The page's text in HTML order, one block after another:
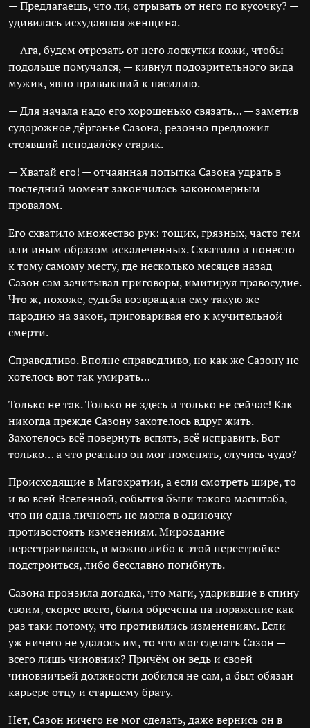
— Предлагаешь, что ли, отрывать от него по кусочку? —
удивилась исхудавшая женщина.
— Ага, будем отрезать от него лоскутки кожи, чтобы
подольше помучался, — кивнул подозрительного вида
мужик, явно привыкший к насилию.
— Для начала надо его хорошенько связать… — заметив
судорожное дёрганье Сазона, резонно предложил
стоявший неподалёку старик.
— Хватай его! — отчаянная попытка Сазона удрать в
последний момент закончилась закономерным
провалом.
Его схватило множество рук: тощих, грязных, часто тем
или иным образом искалеченных. Схватило и понесло
к тому самому месту, где несколько месяцев назад
Сазон сам зачитывал приговоры, имитируя правосудие.
Что ж, похоже, судьба возвращала ему такую же
пародию на закон, приговаривая его к мучительной
смерти.
Справедливо. Вполне справедливо, но как же Сазону не
хотелось вот так умирать…
Только не так. Только не здесь и только не сейчас! Как
никогда прежде Сазону захотелось вдруг жить.
Захотелось всё повернуть вспять, всё исправить. Вот
только… а что реально он мог поменять, случись чудо?
Происходящие в Магократии, а если смотреть шире, то
и во всей Вселенной, события были такого масштаба,
что ни одна личность не могла в одиночку
противостоять изменениям. Мироздание
перестраивалось, и можно либо к этой перестройке
подстроиться, либо бесславно погибнуть.
Сазона пронзила догадка, что маги, ударившие в спину
своим, скорее всего, были обречены на поражение как
раз таки потому, что противились изменениям. Если
уж ничего не удалось им, то что мог сделать Сазон —
всего лишь чиновник? Причём он ведь и своей
чиновничьей должности добился не сам, а был обязан
карьере отцу и старшему брату.
Нет, Сазон ничего не мог сделать, даже вернись он в